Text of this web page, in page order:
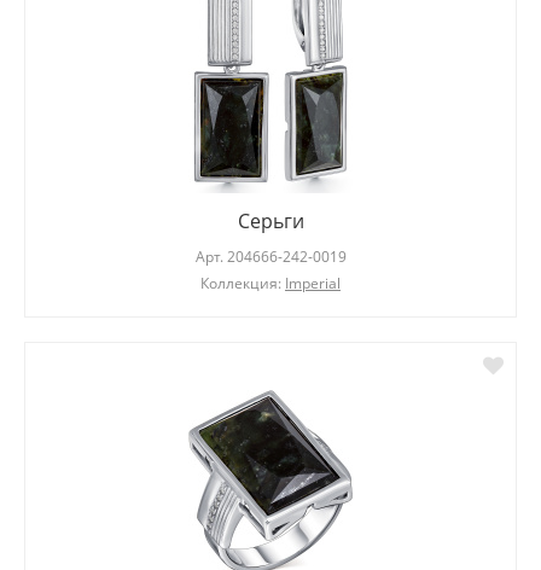
Серьги
Арт. 204666-242-0019
Коллекция: Imperial